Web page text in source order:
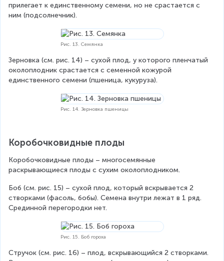
прилегает к единственному семени, но не срастается с
ним (подсолнечник).
Рис. 13. Семянка
Зерновка (см. рис. 14) – сухой плод, у которого пленчатый
околоплодник срастается с семенной кожурой
единственного семени (пшеница, кукуруза).
Рис. 14. Зерновка пшеницы
Коробочковидные плоды
Коробочковидные плоды – многосемянные
раскрывающиеся плоды с сухим околоплодником.
Боб (см. рис. 15) – сухой плод, который вскрывается 2
створками (фасоль, бобы). Семена внутри лежат в 1 ряд.
Срединной перегородки нет.
Рис. 15. Боб гороха
Стручок (см. рис. 16) – плод, вскрывающийся 2 створками.